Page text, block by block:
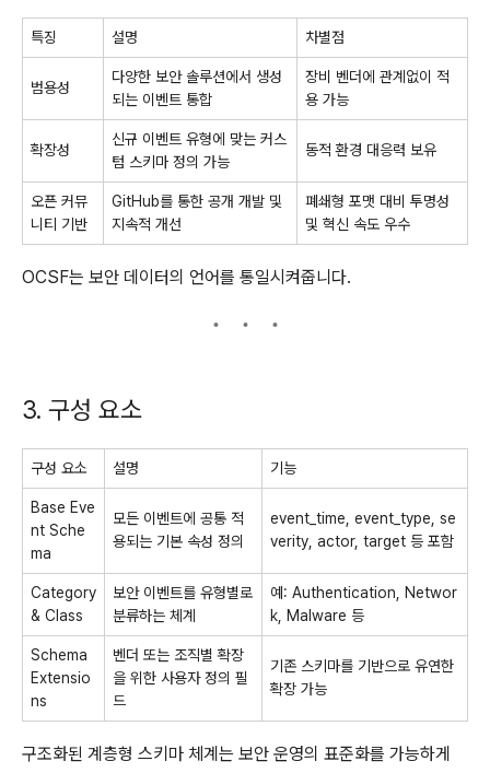
특징 설명 차별점
범용성
다양한 보안 솔루션에서 생성
되는 이벤트 통합
장비 벤더에 관계없이 적
용 가능
확장성
신규 이벤트 유형에 맞는 커스
텀 스키마 정의 가능
동적 환경 대응력 보유
오픈 커뮤
니티 기반
GitHub를 통한 공개 개발 및
지속적 개선
폐쇄형 포맷 대비 투명성
및 혁신 속도 우수
OCSF는 보안 데이터의 언어를 통일시켜줍니다.
3. 구성 요소
구성 요소 설명 기능
Base Eve
nt Sche
ma
모든 이벤트에 공통 적
용되는 기본 속성 정의
event_time, event_type, se
verity, actor, target 등 포함
Category
& Class
보안 이벤트를 유형별로
분류하는 체계
예: Authentication, Networ
k, Malware 등
Schema
Extensio
ns
벤더 또는 조직별 확장
을 위한 사용자 정의 필
드
기존 스키마를 기반으로 유연한
확장 가능
구조화된 계층형 스키마 체계는 보안 운영의 표준화를 가능하게